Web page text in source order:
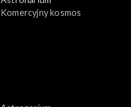
Komercyjny kosmos